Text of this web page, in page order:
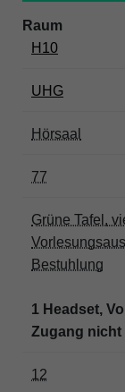
H10
UHG
Hörsaal
77
Grüne Tafel,
Bestuhlung
1 Headset,
Zugang nicht
12